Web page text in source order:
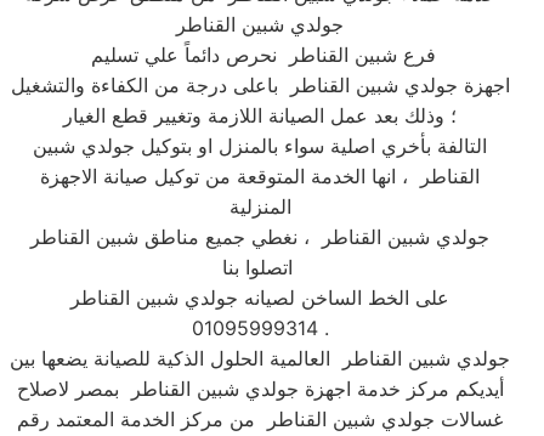
جولدي شبين القناطر
فرع شبين القناطر نحرص دائماً علي تسليم
اجهزة جولدي شبين القناطر باعلى درجة من الكفاءة والتشغيل
؛ وذلك بعد عمل الصيانة اللازمة وتغيير قطع الغيار
التالفة بأخري اصلية سواء بالمنزل او بتوكيل جولدي شبين
القناطر ، انها الخدمة المتوقعة من توكيل صيانة الاجهزة
المنزلية
جولدي شبين القناطر ، نغطي جميع مناطق شبين القناطر
اتصلوا بنا
على الخط الساخن لصيانه جولدي شبين القناطر
01095999314 .
جولدي شبين القناطر العالمية الحلول الذكية للصيانة يضعها بين
أيديكم مركز خدمة اجهزة جولدي شبين القناطر بمصر لاصلاح
غسالات جولدي شبين القناطر من مركز الخدمة المعتمد رقم